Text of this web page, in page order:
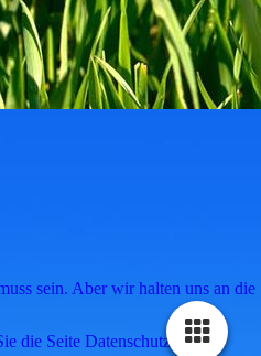
sein. Aber wir halten uns an die
die Seite Datenschutz, Danke